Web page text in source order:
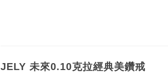
JELY 未來0.10克拉經典美鑽戒